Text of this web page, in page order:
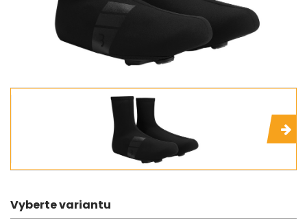
Vyberte variantu